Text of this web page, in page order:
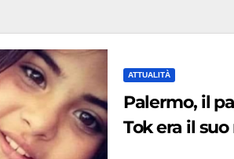
ATTUALITÀ
Palermo, il
Tok era il